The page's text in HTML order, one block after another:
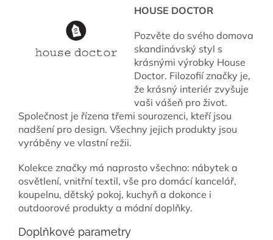
HOUSE DOCTOR
Pozvěte do svého domova
skandinávský styl s
krásnými výrobky House
Doctor. Filozofií značky je,
že krásný interiér zvyšuje
vaši vášeň pro život.
Společnost je řízena třemi sourozenci, kteří jsou
nadšení pro design. Všechny jejich produkty jsou
vyráběny ve vlastní režii.
Kolekce značky má naprosto všechno: nábytek a
osvětlení, vnitřní textil, vše pro domácí kancelář,
koupelnu, dětský pokoj, kuchyň a dokonce i
outdoorové produkty a módní doplňky.
Doplňkové parametry